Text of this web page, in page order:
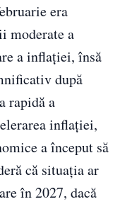
era
moderate a
a inflaţiei, însă
după
rapidă a
inflaţiei,
a început să
că situaţia ar
în 2027, dacă